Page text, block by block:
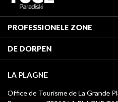
PROFESSIONELE ZONE
Classificatie van de gemeubileerde
Verblijfstaks
Mediatheek
DE DORPEN
Montchavin - Les Coches
Champagny-en-Vanoise
LA PLAGNE
Office de Tourisme de La Grande